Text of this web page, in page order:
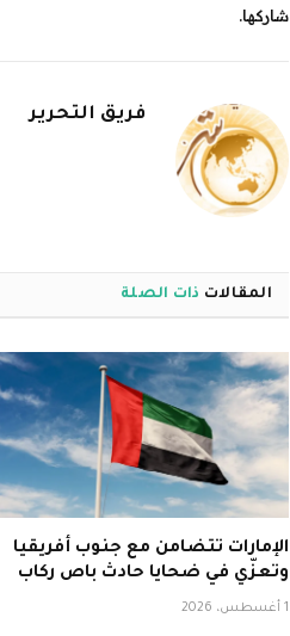
شاركها.
فريق التحرير
المقالات ذات الصلة
الإمارات تتضامن مع جنوب أفريقيا
وتعزّي في ضحايا حادث باص ركاب
1 أغسطس، 2026